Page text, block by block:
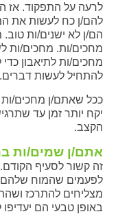
לרעה על התפקוד. אז
להם/ן כח לעשות את
הם/ן לא ישנים/ות
מחכים/ות. מחכים/ות
מחכים/ות לתיאבון
להתחיל לעשות
ככל שאתם/ן מחכים/ות
יקח יותר זמן עד
הקצב.
אתם/ן שמים/ות
זה קשור לסעיף
לפעמים שהמוח שלהם
מצליחים להתרכז
באופן טבעי הם